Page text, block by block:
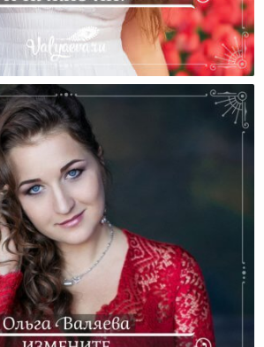
Возможно Ли И Нужно Ли?